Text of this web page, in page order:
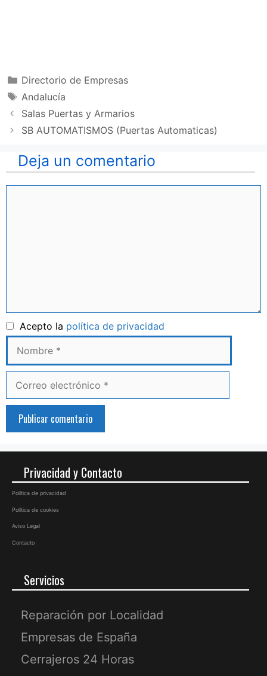
Categorías
Directorio de Empresas
Etiquetas
Andalucía
Salas Puertas y Armarios
SB AUTOMATISMOS (Puertas Automaticas)
Deja un comentario
Acepto la política de privacidad
Privacidad y Contacto
Política de privacidad
Política de cookies
Aviso Legal
Contacto
Servicios
Reparación por Localidad
Empresas de España
Cerrajeros 24 Horas